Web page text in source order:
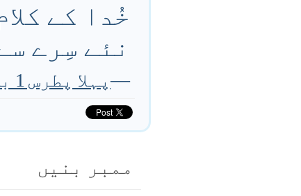
خُدا کے
نئے سِرے
—پہلا پطرس 1 باب 23 آیت
ممبر بنیں